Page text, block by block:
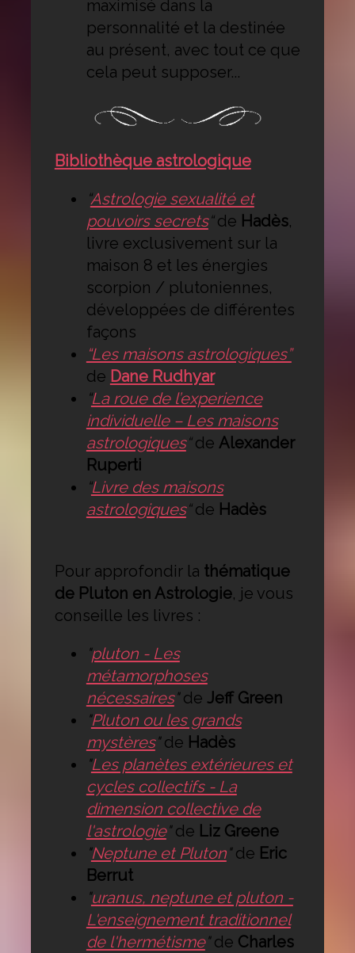
maximisé dans la
personnalité et la destinée
au présent, avec tout ce que
cela peut supposer...
Bibliothèque astrologique
“Astrologie sexualité et
pouvoirs secrets“de Hadès,
livre exclusivement sur la
maison 8 et les énergies
scorpion / plutoniennes,
développées de différentes
façons
“Les maisons astrologiques”
de Dane Rudhyar
“La roue de l’experience
individuelle – Les maisons
astrologiques“de Alexander
Ruperti
“Livre des maisons
astrologiques“de Hadès
Pour approfondir la thématique
de Pluton en Astrologie, je vous
conseille les livres :
"pluton - Les
métamorphoses
nécessaires"de Jeff Green
"Pluton ou les grands
mystères"de Hadès
"Les planètes extérieures et
cycles collectifs - La
dimension collective de
l'astrologie"de Liz Greene
"Neptune et Pluton"de Eric
Berrut
"uranus, neptune et pluton -
L'enseignement traditionnel
de l'hermétisme"de Charles